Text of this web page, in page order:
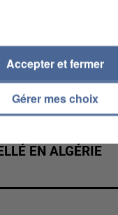
EN ALGÉRIE
Gérer mes choix
Accepter et fermer